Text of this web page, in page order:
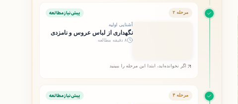
مرحله ۲ پیش‌نیاز مطالعه
آشنایی اولیه
نگهداری از لباس عروس و نامزدی
۸ دقیقه مطالعه
اگر نخوانده‌اید، ابتدا این مرحله را ببینید
مرحله ۳ پیش‌نیاز مطالعه